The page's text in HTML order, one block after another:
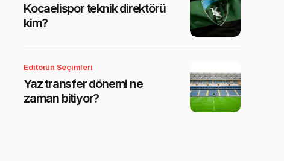
Kocaelispor teknik direktörü
kim?
Editörün Seçimleri
Yaz transfer dönemi ne
zaman bitiyor?